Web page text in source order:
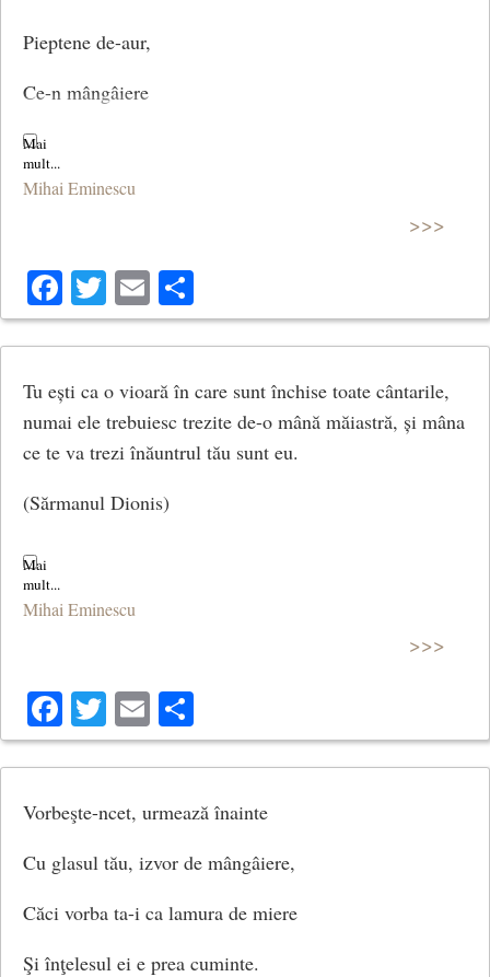
Pieptene de-aur,
Ce-n mângâiere
Părul netează
Fără durere.
Un vânt m-aş face
Dulce de vară
Să-ţi închiz ochii
În orice sară.
Nici e putinţă
După dorinţă.
(De-ar fi mijloace)
Mihai Eminescu
>>>
Facebook
Twitter
Email
Tu ești ca o vioară în care sunt închise toate cântarile,
numai ele trebuiesc trezite de-o mână măiastră, și mâna
ce te va trezi înăuntrul tău sunt eu.
(Sărmanul Dionis)
Mihai Eminescu
>>>
Facebook
Twitter
Email
Vorbeşte-ncet, urmează înainte
Cu glasul tău, izvor de mângâiere,
Căci vorba ta-i ca lamura de miere
Şi înţelesul ei e prea cuminte.